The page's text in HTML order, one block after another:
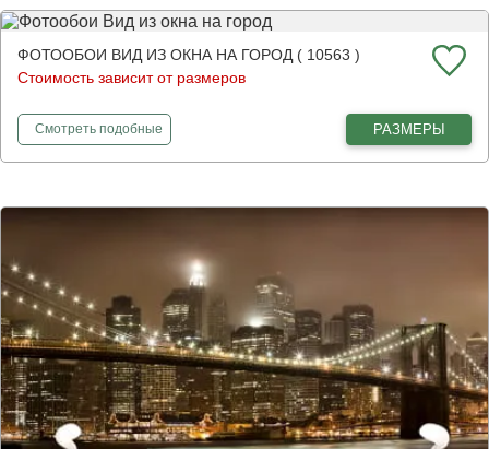
ФОТООБОИ ВИД ИЗ ОКНА НА ГОРОД ( 10563 )
Стоимость зависит от размеров
Смотретьфотообои
подобные РАЗМЕРЫ